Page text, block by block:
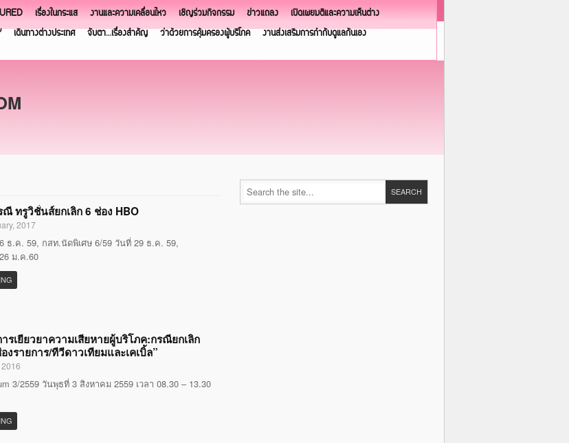
เรื่องในกระแส งานและความเคลื่อนไหว เชิญร่วมกิจกรรม ข่าวแถลง
เปิดเผยมติและความเห็นต่าง
เดินทางต่างประเทศ จับตา…เรื่องสำคัญ ว่าด้วยการคุ้มครองผู้บริโภค
งานส่งเสริมการกำกับดูแลกันเอง
ทรูวิชั่นส์ยกเลิก 6 ช่อง HBO
2017
ธ.ค. 59, กสท.นัดพิเศษ 6/59 วันที่ 29 ธ.ค. 59,
ม.ค.60
รเยียวยาความเสียหายผู้บริโภค:กรณียกเลิก
งรายการ/ทีวีดาวเทียมและเคเบิ้ล”
3/2559 วันพุธที่ 3 สิงหาคม 2559 เวลา 08.30 – 13.30